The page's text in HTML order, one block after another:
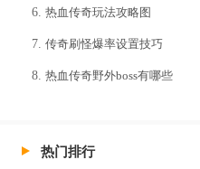
热血传奇玩法攻略图
传奇刷怪爆率设置技巧
热血传奇野外boss有哪些
热门排行